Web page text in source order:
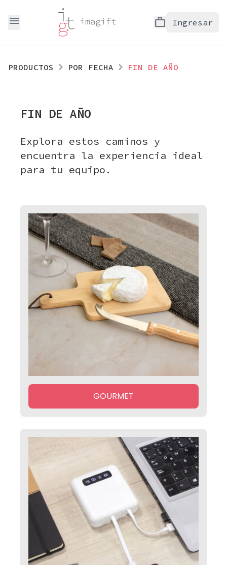
menu work Ingresar
PRODUCTOS POR FECHA FIN DE AÑO
FIN DE AÑO
Explora estos caminos y
encuentra la experiencia ideal
para tu equipo.
GOURMET